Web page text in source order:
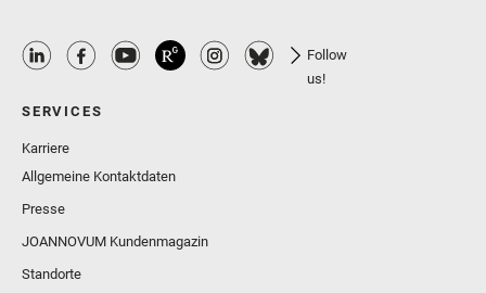
Follow
us!
SERVICES
Karriere
Allgemeine Kontaktdaten
Presse
JOANNOVUM Kundenmagazin
Standorte